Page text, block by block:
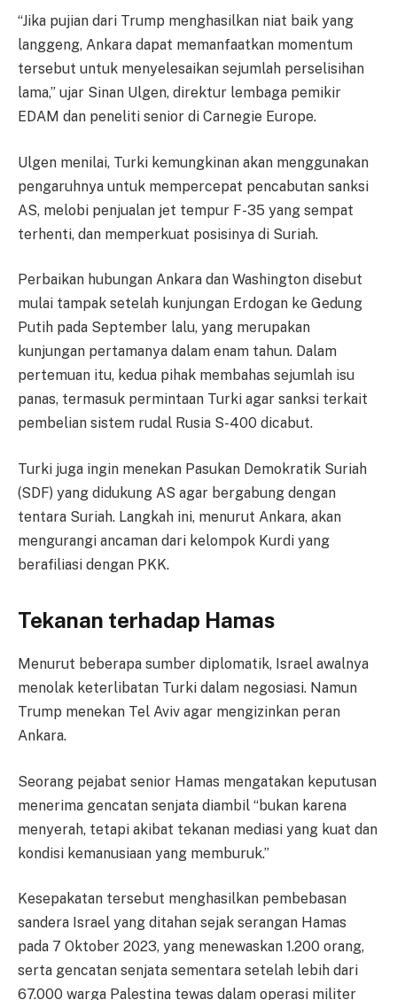
“Jika pujian dari Trump menghasilkan niat baik yang
langgeng, Ankara dapat memanfaatkan momentum
tersebut untuk menyelesaikan sejumlah perselisihan
lama,” ujar Sinan Ulgen, direktur lembaga pemikir
EDAM dan peneliti senior di Carnegie Europe.
Ulgen menilai, Turki kemungkinan akan menggunakan
pengaruhnya untuk mempercepat pencabutan sanksi
AS, melobi penjualan jet tempur F-35 yang sempat
terhenti, dan memperkuat posisinya di Suriah.
Perbaikan hubungan Ankara dan Washington disebut
mulai tampak setelah kunjungan Erdogan ke Gedung
Putih pada September lalu, yang merupakan
kunjungan pertamanya dalam enam tahun. Dalam
pertemuan itu, kedua pihak membahas sejumlah isu
panas, termasuk permintaan Turki agar sanksi terkait
pembelian sistem rudal Rusia S-400 dicabut.
Turki juga ingin menekan Pasukan Demokratik Suriah
(SDF) yang didukung AS agar bergabung dengan
tentara Suriah. Langkah ini, menurut Ankara, akan
mengurangi ancaman dari kelompok Kurdi yang
berafiliasi dengan PKK.
Tekanan terhadap Hamas
Menurut beberapa sumber diplomatik, Israel awalnya
menolak keterlibatan Turki dalam negosiasi. Namun
Trump menekan Tel Aviv agar mengizinkan peran
Ankara.
Seorang pejabat senior Hamas mengatakan keputusan
menerima gencatan senjata diambil “bukan karena
menyerah, tetapi akibat tekanan mediasi yang kuat dan
kondisi kemanusiaan yang memburuk.”
Kesepakatan tersebut menghasilkan pembebasan
sandera Israel yang ditahan sejak serangan Hamas
pada 7 Oktober 2023, yang menewaskan 1.200 orang,
serta gencatan senjata sementara setelah lebih dari
67.000 warga Palestina tewas dalam operasi militer